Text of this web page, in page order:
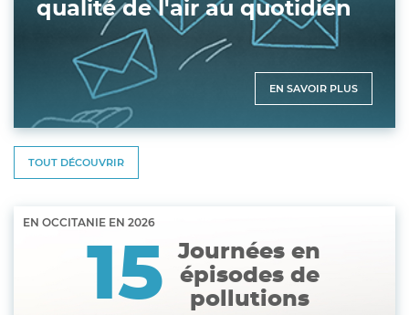
qualité de l'air au quotidien
EN SAVOIR PLUS
TOUT DÉCOUVRIR
EN OCCITANIE EN 2026
15
Journées en
épisodes de
pollutions